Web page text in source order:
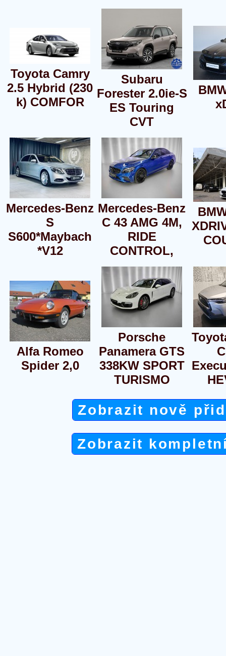
Toyota Camry
2.5 Hybrid (230
k) COMFOR
Subaru
Forester 2.0ie-S
ES Touring
CVT
Mercedes-Benz
S
S600*Maybach
*V12
Mercedes-Benz
C 43 AMG 4M,
RIDE
CONTROL,
Alfa Romeo
Spider 2,0
Porsche
Panamera GTS
338KW SPORT
TURISMO
Zobrazit nově
Zobrazit